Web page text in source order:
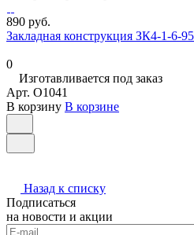
890 руб.
Закладная конструкция ЗК4-1-6-
0
Изготавливается под заказ
Арт. O1041
В корзину В корзине
Назад к списку
Подписаться
на новости и акции